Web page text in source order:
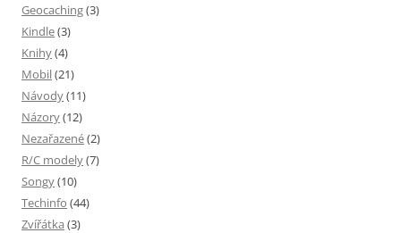
Geocaching(3)
Kindle(3)
Knihy(4)
Mobil(21)
Návody(11)
Názory(12)
Nezařazené(2)
R/C modely(7)
Songy(10)
Techinfo (44)
Zvířátka (3)